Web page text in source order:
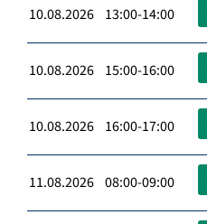
10.08.2026 13:00-14:00
10.08.2026 15:00-16:00
10.08.2026 16:00-17:00
11.08.2026 08:00-09:00